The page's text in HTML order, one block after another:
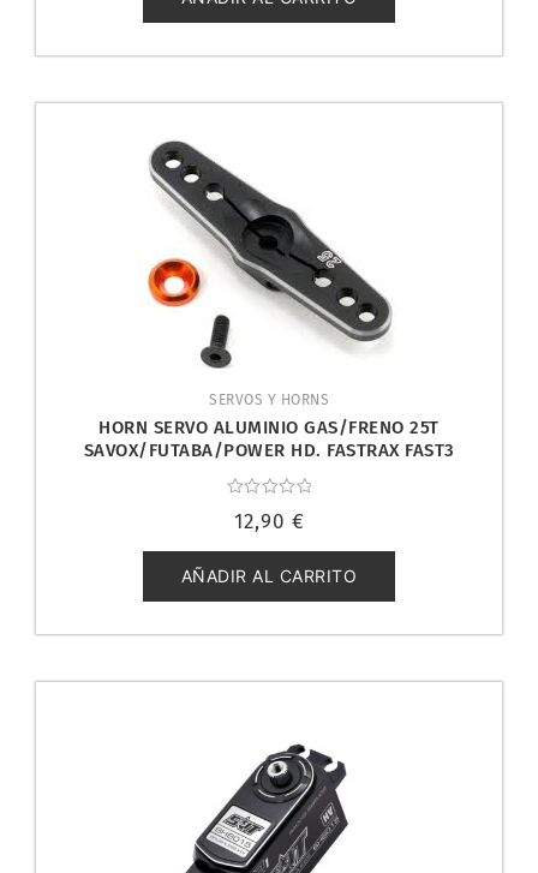
SERVOS Y HORNS
HORN SERVO ALUMINIO GAS/FRENO 25T
SAVOX/FUTABA/POWER HD. FASTRAX FAST3
con
de
5
12,90 €
AÑADIR AL CARRITO